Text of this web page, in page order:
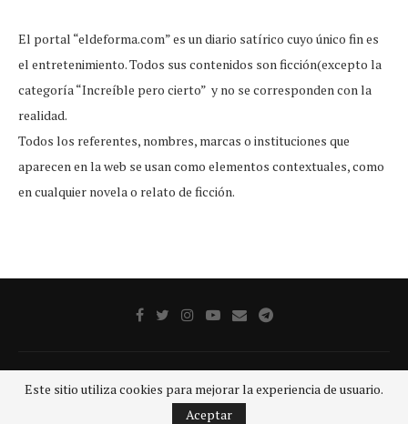
El portal “eldeforma.com” es un diario satírico cuyo único fin es
el entretenimiento. Todos sus contenidos son ficción(excepto la
categoría “Increíble pero cierto” y no se corresponden con la
realidad.
Todos los referentes, nombres, marcas o instituciones que
aparecen en la web se usan como elementos contextuales, como
en cualquier novela o relato de ficción.
@2020 - Todos los derechos reservados.
Este sitio utiliza cookies para mejorar la experiencia de usuario.
Aceptar